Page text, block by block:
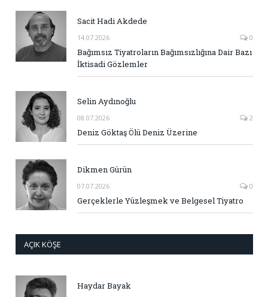
Sacit Hadi Akdede
14.07.2026 0
Bağımsız Tiyatroların Bağımsızlığına Dair Bazı
İktisadi Gözlemler
Selin Aydınoğlu
08.07.2026 2
Deniz Göktaş Ölü Deniz Üzerine
Dikmen Gürün
07.07.2026 0
Gerçeklerle Yüzleşmek ve Belgesel Tiyatro
AÇIK KÖŞE
Haydar Bayak